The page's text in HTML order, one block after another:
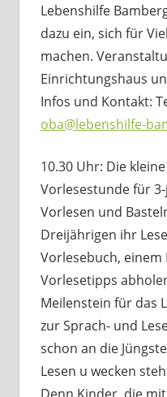
Lebenshilfe
dazu ein, sich für
machen.
Einrichtungshaus
Infos und Kontakt:
oba@lebenshilfe-
10.30 Uhr: Die
Vorlesestunde für
Vorlesen und
Dreijährigen ihr
Vorlesebuch,
Vorlesetipps
Meilenstein für das
zur Sprach- und
schon an die
Lesen u wecken
Denn Kinder, die